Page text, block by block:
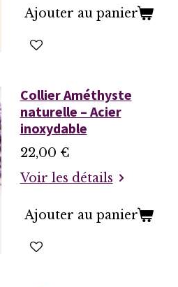
Ajouter au panier
Collier Améthyste
naturelle – Acier
inoxydable
22,00 €
Voir les détails
Ajouter au panier